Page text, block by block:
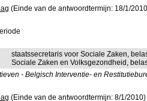
(Einde van de antwoordtermijn: 18/1/
staatssecretaris voor Sociale Zaken,
Sociale Zaken en Volksgezondheid,
- Belgisch Interventie- en
(Einde van de antwoordtermijn: 8/1/2010)